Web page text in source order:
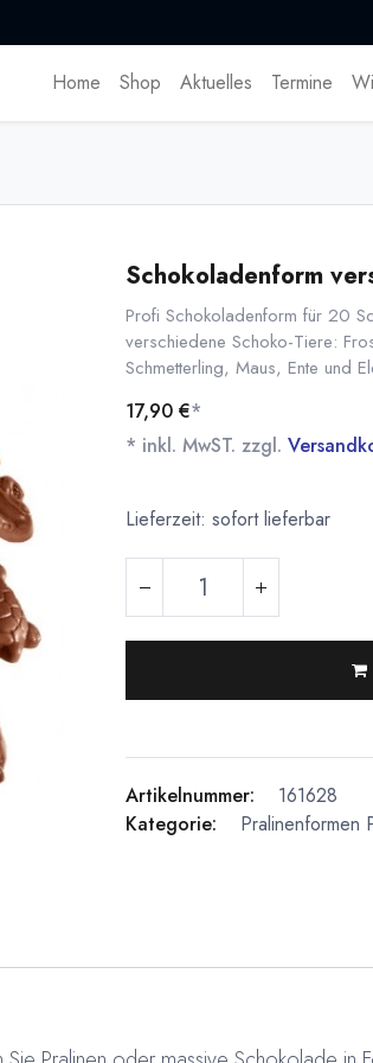
Home Shop Aktuelles Termine
Schokoladenform
Profi Schokoladenform für 20
verschiedene Schoko-Tiere:
Schmetterling, Maus, Ente und
17,90 €*
* inkl. MwST. zzgl.
Lieferzeit: sofort lieferbar
Artikelnummer:
161628
Kategorie:
Pralinenformen